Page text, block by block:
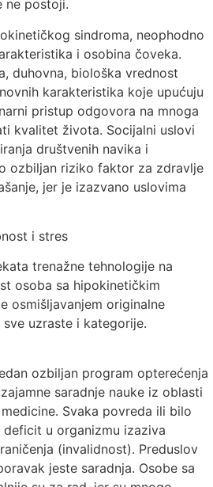
ne postoji.
sindroma, neophodno
i osobina čoveka.
duhovna, biološka vrednost
karakteristika koje upućuju
pristup odgovora na mnoga
kvalitet života. Socijalni uslovi
društvenih navika i
ozbiljan riziko faktor za zdravlje
jer je izazvano uslovima
i stres
trenažne tehnologije na
osoba sa hipokinetičkim
osmišljavanjem originalne
uzraste i kategorije.
ozbiljan program opterećenja
saradnje nauke iz oblasti
Svaka povreda ili bilo
u organizmu izaziva
(invalidnost). Preduslov
jeste saradnja. Osobe sa